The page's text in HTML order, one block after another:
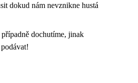
dokud nám nevznikne hustá
dochutíme, jinak